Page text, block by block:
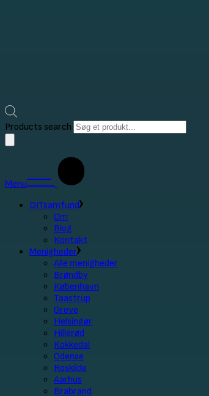
Products search
Menu
DITsamfund
Om
Blog
Kontakt
Menigheder
Alle menigheder
Brøndby
København
Taastrup
Greve
Helsingør
Hillerød
Kokkedal
Odense
Roskilde
Aarhus
Brabrand